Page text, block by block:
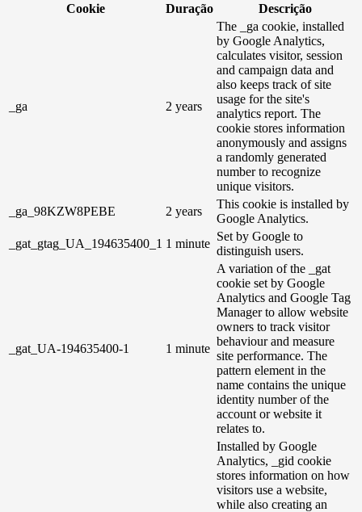
Cookie
Duração Descrição
_ga 2 years
The _ga cookie, installed
by Google Analytics,
calculates visitor, session
and campaign data and
also keeps track of site
usage for the site's
analytics report. The
cookie stores information
anonymously and assigns
a randomly generated
number to recognize
unique visitors.
_ga_98KZW8PEBE
2 years
This cookie is installed by
Google Analytics.
_gat_gtag_UA_194635400_1 1 minute
Set by Google to
distinguish users.
_gat_UA-194635400-1 1 minute
A variation of the _gat
cookie set by Google
Analytics and Google Tag
Manager to allow website
owners to track visitor
behaviour and measure
site performance. The
pattern element in the
name contains the unique
identity number of the
account or website it
relates to.
Installed by Google
Analytics, _gid cookie
stores information on how
visitors use a website,
while also creating an